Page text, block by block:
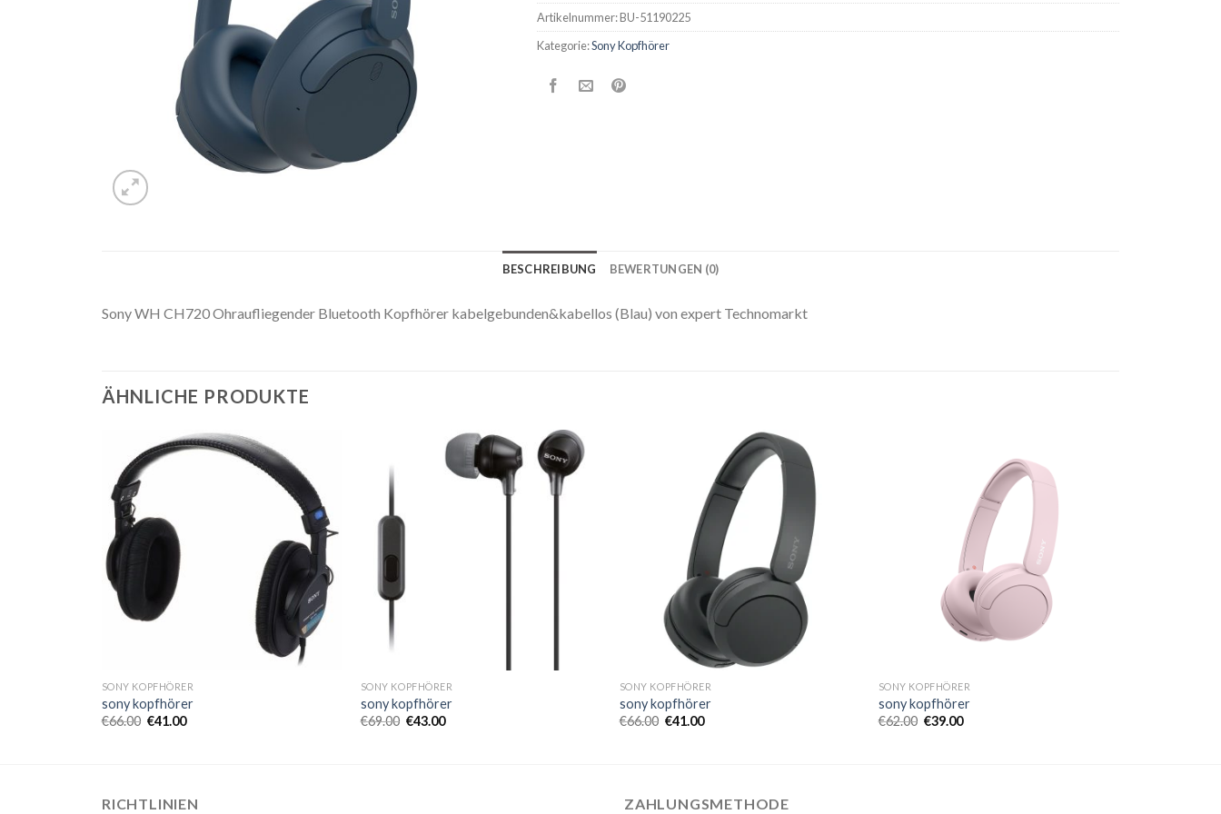
Artikelnummer:BU-51190225
Kategorie:Sony Kopfhörer
BESCHREIBUNG BEWERTUNGEN (0)
Sony WH CH720 Ohraufliegender Bluetooth Kopfhörer kabelgebunden&kabellos (Blau) von expert Technomarkt
ÄHNLICHE PRODUKTE
SONY KOPFHÖRER
sony kopfhörer
€66.00 €41.00
SONY KOPFHÖRER
sony kopfhörer
€69.00 €43.00
SONY KOPFHÖRER
sony kopfhörer
€66.00 €41.00
SONY KOPFHÖRER
sony kopfhörer
€62.00 €39.00
RICHTLINIEN ZAHLUNGSMETHODE